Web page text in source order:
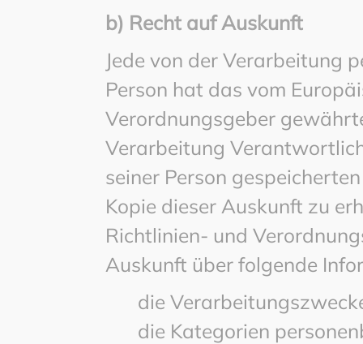
b) Recht auf Auskunft
Jede von der Verarbeitung
Person hat das vom
Verordnungsgeber
Verarbeitung
seiner Person
Kopie dieser Auskunft zu
Richtlinien- und
Auskunft über folgende
die
die Kategorien